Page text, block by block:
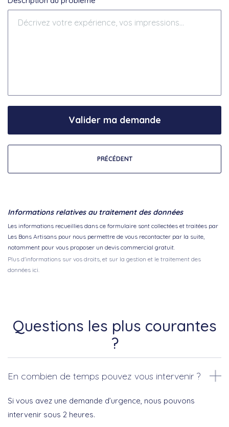
PRÉCÉDENT
Valider ma demande
Informations relatives au traitement des données
Les informations recueillies dans ce formulaire sont collectées et traitées par
Les Bons Artisans pour nous permettre de vous recontacter par la suite,
notamment pour vous proposer un devis commercial gratuit.
Plus d'informations sur vos droits, et sur la gestion et le traitement des
données ici.
Questions les plus courantes
?
En combien de temps pouvez vous intervenir ?
Si vous avez une demande d’urgence, nous pouvons
intervenir sous 2 heures.